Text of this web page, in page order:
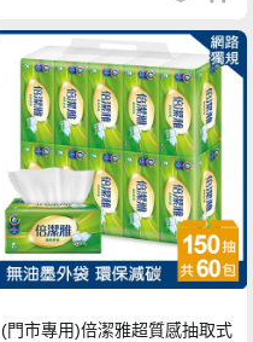
(門市專用)倍潔雅超質感抽取式